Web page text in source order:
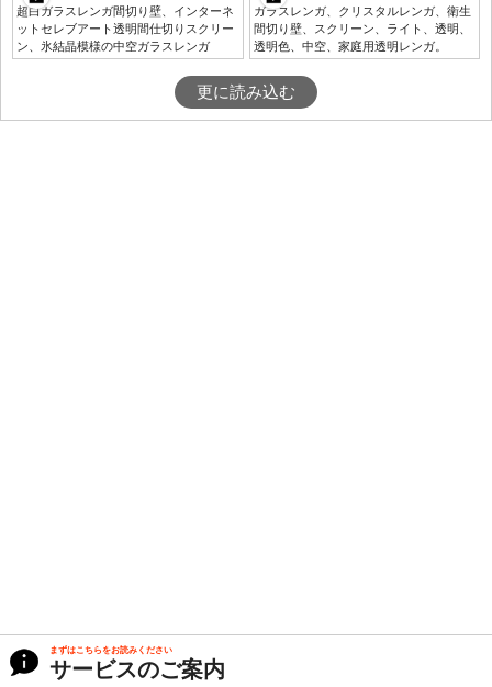
超白ガラスレンガ間切り壁、インターネ
ットセレブアート透明間仕切りスクリー
ン、氷結晶模様の中空ガラスレンガ
ガラスレンガ、クリスタルレンガ、衛生
間切り壁、スクリーン、ライト、透明、
透明色、中空、家庭用透明レンガ。
更に読み込む
まずはこちらをお読みください
サービスのご案内